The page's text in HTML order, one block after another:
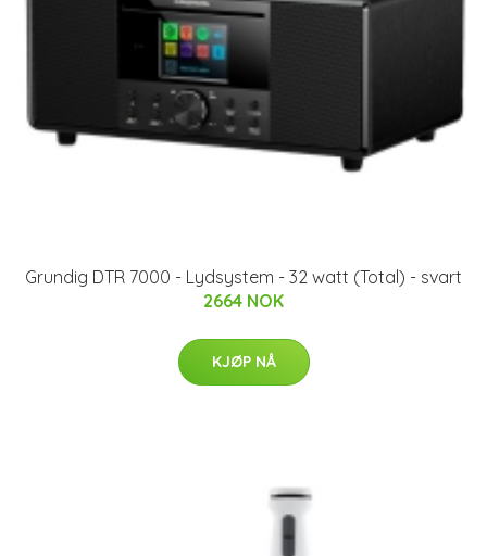
Grundig DTR 7000 - Lydsystem - 32 watt (Total) - svart
2664 NOK
KJØP NÅ